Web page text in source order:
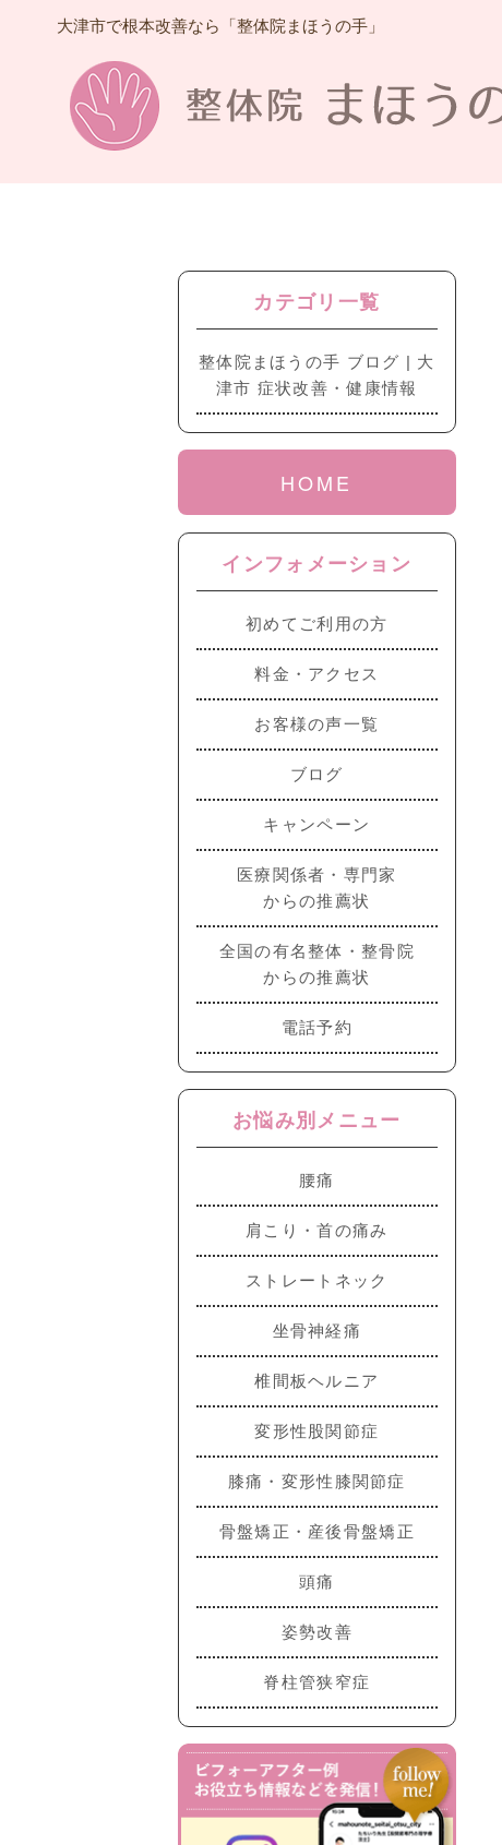
大津市で根本改善なら「整体院まほうの手」
カテゴリ一覧
整体院まほうの手 ブログ | 大
津市 症状改善・健康情報
HOME
インフォメーション
初めてご利用の方
料金・アクセス
お客様の声一覧
ブログ
キャンペーン
医療関係者・専門家
からの推薦状
全国の有名整体・整骨院
からの推薦状
電話予約
お悩み別メニュー
腰痛
肩こり・首の痛み
ストレートネック
坐骨神経痛
椎間板ヘルニア
変形性股関節症
膝痛・変形性膝関節症
骨盤矯正・産後骨盤矯正
頭痛
姿勢改善
脊柱管狭窄症